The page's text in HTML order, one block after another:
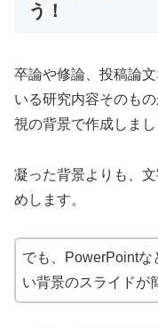
う！
卒論や修論、投稿論
いる研究内容そのも
視の背景で作成しまし
凝った背景よりも、
めします。
でも、PowerPointな
い背景のスライドが